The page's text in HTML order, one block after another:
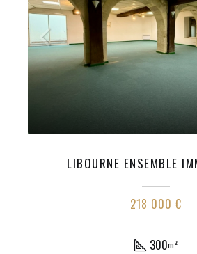
LIBOURNE ENSEMBLE
218 000 €
300m²